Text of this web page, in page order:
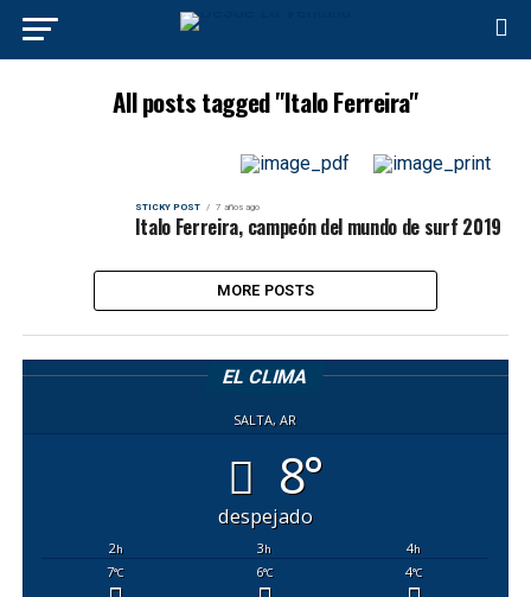
All posts tagged "Italo Ferreira"
STICKY POST 7 años ago
Italo Ferreira, campeón del mundo de surf 2019
MORE POSTS
EL CLIMA
SALTA, AR
8°
despejado
2h 3h 4h
7°C 6°C 4°C